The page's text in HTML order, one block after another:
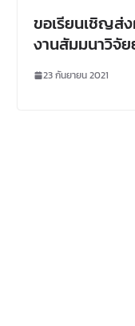
ขอเรียนเชิญส่ง
งานสัมมนาวิจั
จีน ครั้งที่ 10 โ
ยุทธศาสตร์ไทย
23 กันยายน 2021